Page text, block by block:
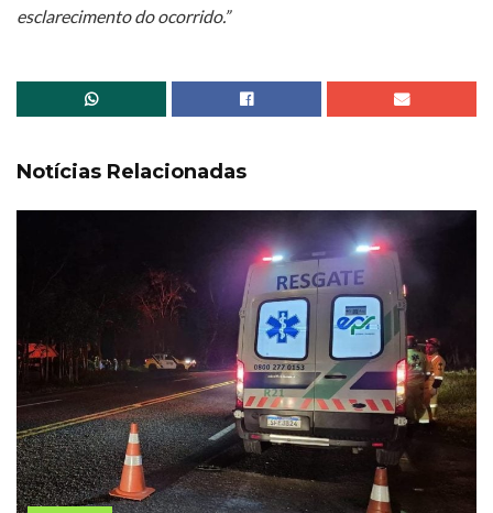
esclarecimento do ocorrido.”
Notícias Relacionadas